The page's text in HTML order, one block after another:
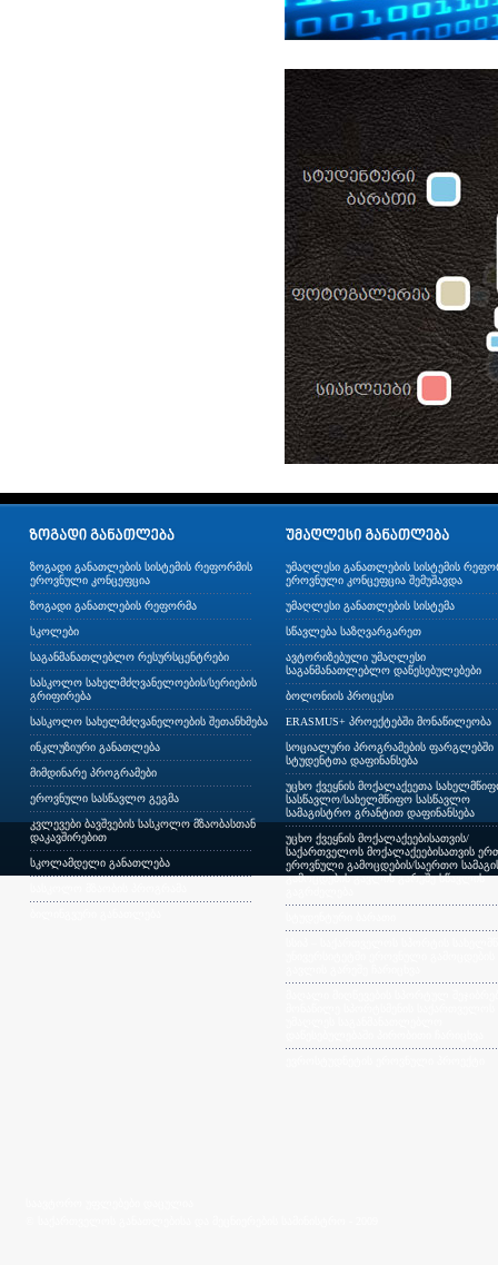
ზოგადი განათლების სისტემის რეფორმის
ეროვნული კონცეფცია
ზოგადი განათლების რეფორმა
სკოლები
საგანმანათლებლო რესურსცენტრები
სასკოლო სახელმძღვანელოების/სერიების
გრიფირება
სასკოლო სახელმძღვანელოების შეთანხმება
ინკლუზიური განათლება
მიმდინარე პროგრამები
ეროვნული სასწავლო გეგმა
კვლევები ბავშვების სასკოლო მზაობასთან
დაკავშირებით
სკოლამდელი განათლება
უმაღლესი განათლების სისტემის
ეროვნული კონცეფცია შემუშავდა
უმაღლესი განათლების სისტემა
სწავლება საზღვარგარეთ
ავტორიზებული უმაღლესი
საგანმანათლებლო დაწესებულებები
ბოლონიის პროცესი
ERASMUS+ პროექტებში მონაწილეობა
სოციალური პროგრამების ფარგლებში
სტუდენტთა დაფინანსება
უცხო ქვეყნის მოქალაქეეთა
სასწავლო/სახელმწიფო სასწავლო
სამაგისტრო გრანტით დაფინანსება
უცხო ქვეყნის მოქალაქეებისათვის/
საქართველოს მოქალაქეებისათვის
ეროვნული გამოცდების/საერთო
გამოცდების გავლის გარეშე სწავლის